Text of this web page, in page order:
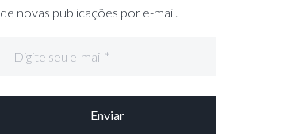
de novas publicações por e-mail.